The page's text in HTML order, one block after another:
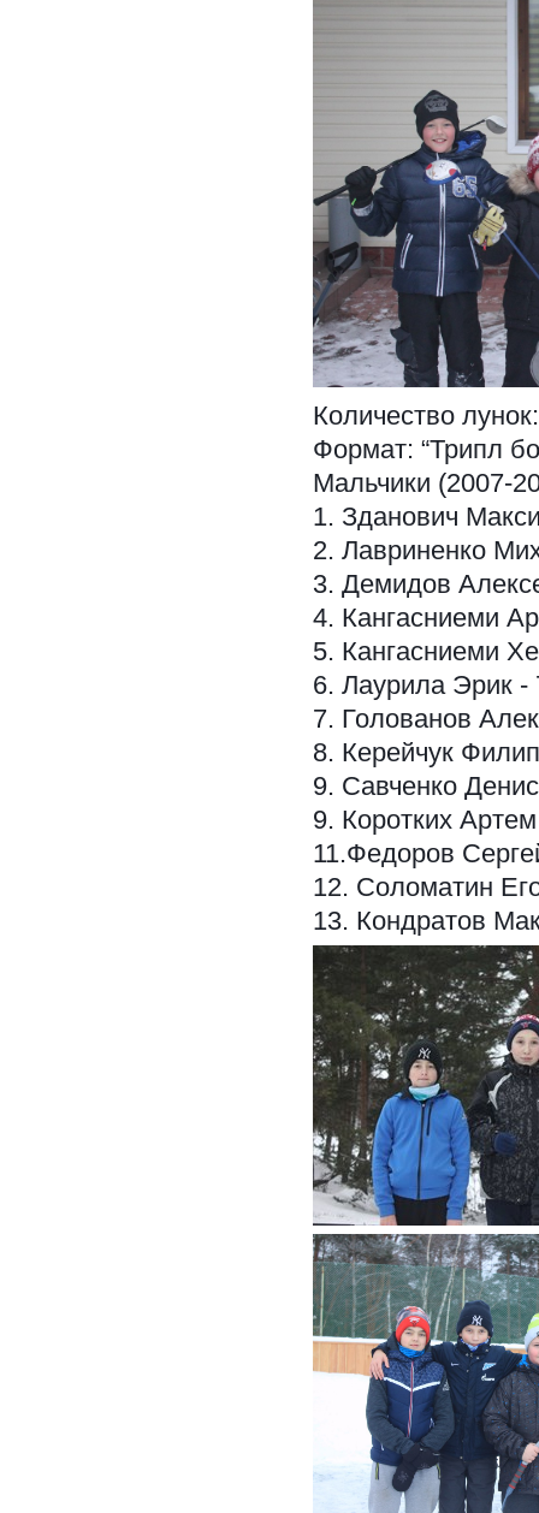
Количество
Формат: “Трипл
Мальчики (2007-
1. Зданович
2. Лавриненко
3. Демидов
4. Кангасниеми
5. Кангасниеми
6. Лаурила Эрик -
7. Голованов
8. Керейчук
9. Савченко
9. Коротких
11.Федоров
12. Соломатин
13. Кондратов